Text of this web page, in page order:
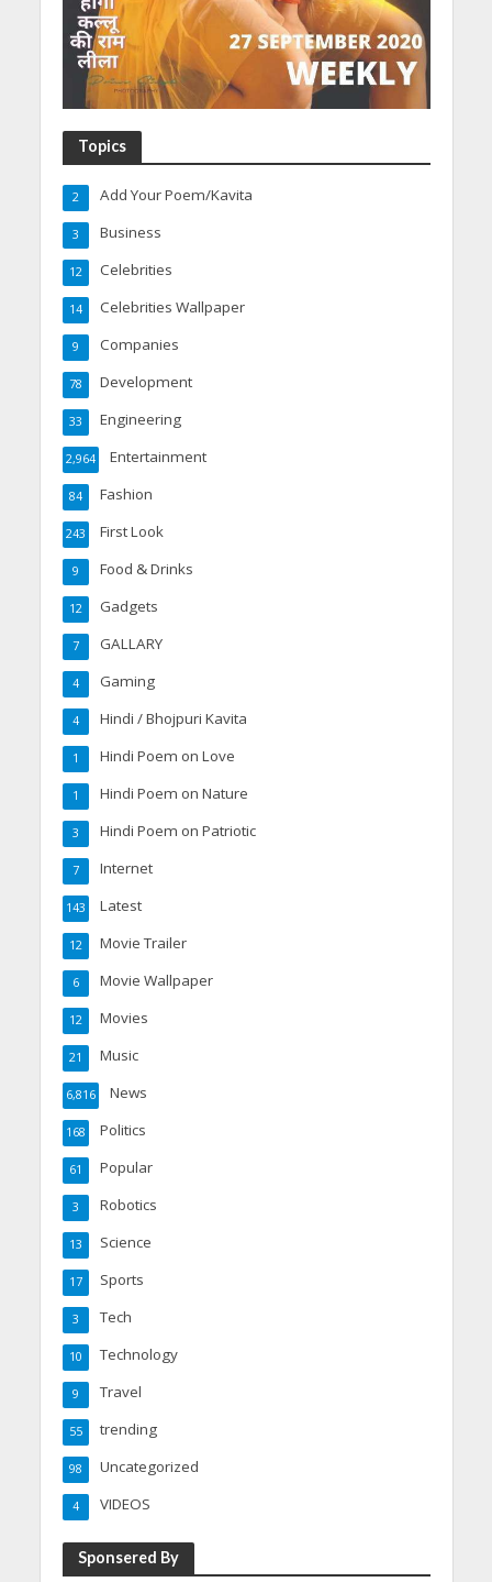
Topics
Add Your Poem/Kavita
2
Business
3
Celebrities
12
Celebrities Wallpaper
14
Companies
9
Development
78
Engineering
33
Entertainment
2,964
Fashion
84
First Look
243
Food & Drinks
9
Gadgets
12
GALLARY
7
Gaming
4
Hindi / Bhojpuri Kavita
4
Hindi Poem on Love
1
Hindi Poem on Nature
1
Hindi Poem on Patriotic
3
Internet
7
Latest
143
Movie Trailer
12
Movie Wallpaper
6
Movies
12
Music
21
News
6,816
Politics
168
Popular
61
Robotics
3
Science
13
Sports
17
Tech
3
Technology
10
Travel
9
trending
55
Uncategorized
98
VIDEOS
4
Sponsered By